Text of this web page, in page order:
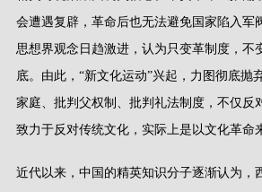
会遭遇复辟，革命后也无法避免国家陷入军
思想界观念日趋激进，认为只变革制度，不
底。由此， “新文化运动”兴起，力图彻底抛
家庭、批判父权制、批判礼法制度，不仅反
致力于反对传统文化，实际上是以文化革命
近代以来，中国的精英知识分子逐渐认为，